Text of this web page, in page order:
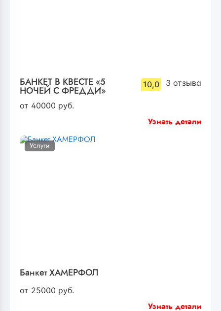
БАНКЕТ В КВЕСТЕ «5
НОЧЕЙ С ФРЕДДИ»
10,0 3 отзыва
от 40000 руб.
Узнать детали
Банкет ХАМЕРФОЛ
от 25000 руб.
Услуги
Узнать детали